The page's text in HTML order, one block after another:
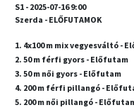
S1 - 2025-07-16 9:00
Szerda - ELŐFUTAMOK
1. 4x100 m mix vegyesváltó -
2. 50 m férfi gyors - Előfutam
3. 50 m női gyors - Előfutam
4. 200 m férfi pillangó -
5. 200 m női pillangó -